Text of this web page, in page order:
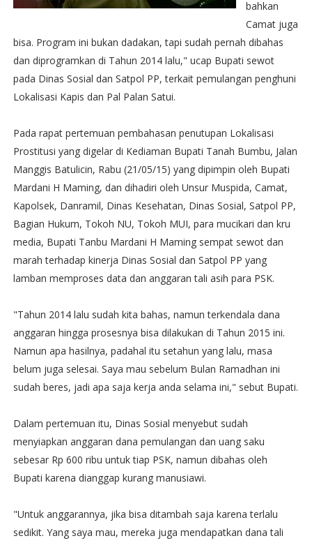
bahkan
Camat juga
bisa. Program ini bukan dadakan, tapi sudah pernah dibahas
dan diprogramkan di Tahun 2014 lalu," ucap Bupati sewot
pada Dinas Sosial dan Satpol PP, terkait pemulangan penghuni
Lokalisasi Kapis dan Pal Palan Satui.
Pada rapat pertemuan pembahasan penutupan Lokalisasi
Prostitusi yang digelar di Kediaman Bupati Tanah Bumbu, Jalan
Manggis Batulicin, Rabu (21/05/15) yang dipimpin oleh Bupati
Mardani H Maming, dan dihadiri oleh Unsur Muspida, Camat,
Kapolsek, Danramil, Dinas Kesehatan, Dinas Sosial, Satpol PP,
Bagian Hukum, Tokoh NU, Tokoh MUI, para mucikari dan kru
media, Bupati Tanbu Mardani H Maming sempat sewot dan
marah terhadap kinerja Dinas Sosial dan Satpol PP yang
lamban memproses data dan anggaran tali asih para PSK.
"Tahun 2014 lalu sudah kita bahas, namun terkendala dana
anggaran hingga prosesnya bisa dilakukan di Tahun 2015 ini.
Namun apa hasilnya, padahal itu setahun yang lalu, masa
belum juga selesai. Saya mau sebelum Bulan Ramadhan ini
sudah beres, jadi apa saja kerja anda selama ini," sebut Bupati.
Dalam pertemuan itu, Dinas Sosial menyebut sudah
menyiapkan anggaran dana pemulangan dan uang saku
sebesar Rp 600 ribu untuk tiap PSK, namun dibahas oleh
Bupati karena dianggap kurang manusiawi.
"Untuk anggarannya, jika bisa ditambah saja karena terlalu
sedikit. Yang saya mau, mereka juga mendapatkan dana tali